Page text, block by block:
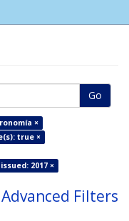
Go
×
true ×
2017 ×
Filters